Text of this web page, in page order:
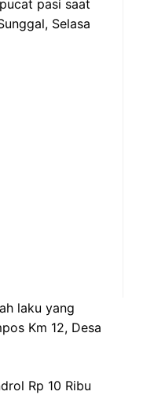
pasi saat
Selasa
laku yang
Km 12, Desa
Rp 10 Ribu